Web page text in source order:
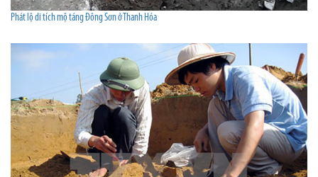
Phát lộ di tích mộ táng Đông Sơn ở Thanh Hóa